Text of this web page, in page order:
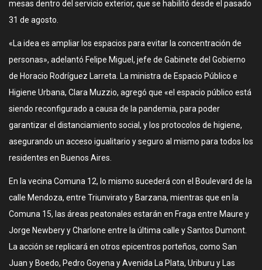
mesas dentro del servicio exterior, que se habilitó desde el pasado
31 de agosto.
«La idea es ampliar los espacios para evitar la concentración de
personas», adelantó Felipe Miguel, jefe de Gabinete del Gobierno
de Horacio Rodríguez Larreta. La ministra de Espacio Público e
Higiene Urbana, Clara Muzzio, agregó que «el espacio público está
siendo reconfigurado a causa de la pandemia, para poder
garantizar el distanciamiento social, y los protocolos de higiene,
asegurando un acceso igualitario y seguro al mismo para todos los
residentes en Buenos Aires.
En la vecina Comuna 12, lo mismo sucederá con el Boulevard de la
calle Mendoza, entre Triunvirato y Barzana, mientras que en la
Comuna 15, las áreas peatonales estarán en Fraga entre Maure y
Jorge Newbery y Charlone entre la última calle y Santos Dumont.
La acción se replicará en otros epicentros porteños, como San
Juan y Boedo, Pedro Goyena y Avenida La Plata, Uriburu y Las